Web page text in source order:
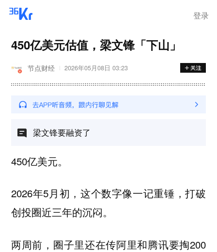
登录
450亿美元估值，梁文锋「下山」
节点财经 2026年05月08日 03:23
梁文锋要融资了
450亿美元。
2026年5月初，这个数字像一记重锤，打破
创投圈近三年的沉闷。
两周前，圈子里还在传阿里和腾讯要掏200